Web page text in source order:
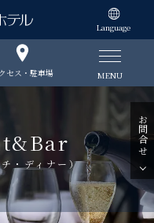
Language
セス・駐車場 MENU
・ディナー）
お問合せ